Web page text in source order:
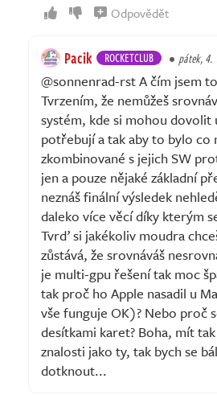
Odpovědět
Pacik ROCKETCLUB pátek, 4.
@sonnenrad-rst A čím jsem
Tvrzením, že nemůžeš
systém, kde si mohou dovolit
potřebují a tak aby to bylo co
zkombinované s jejich SW
jen a pouze nějaké základní
neznáš finální výsledek
daleko více věcí díky kterým
Tvrď si jakékoliv moudra
zůstává, že srovnáváš
je multi-gpu řešení tak moc
tak proč ho Apple nasadil u
vše funguje OK)? Nebo proč
desítkami karet? Boha, mít
znalosti jako ty, tak bych se
dotknout...